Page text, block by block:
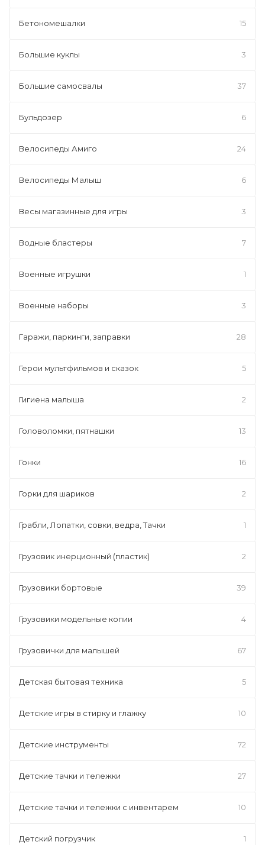
Бетономешалки 15
Большие куклы 3
Большие самосвалы 37
Бульдозер 6
Велосипеды Амиго 24
Велосипеды Малыш 6
Весы магазинные для игры 3
Водные бластеры 7
Военные игрушки 1
Военные наборы 3
Гаражи, паркинги, заправки 28
Герои мультфильмов и сказок 5
Гигиена малыша 2
Головоломки, пятнашки 13
Гонки 16
Горки для шариков 2
Грабли, Лопатки, совки, ведра, Тачки 1
Грузовик инерционный (пластик) 2
Грузовики бортовые 39
Грузовики модельные копии 4
Грузовички для малышей 67
Детская бытовая техника 5
Детские игры в стирку и глажку 10
Детские инструменты 72
Детские тачки и тележки 27
Детские тачки и тележки с инвентарем 10
Детский погрузчик 1